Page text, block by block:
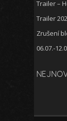
Trailer –
Trailer
Zrušení
06.07.-